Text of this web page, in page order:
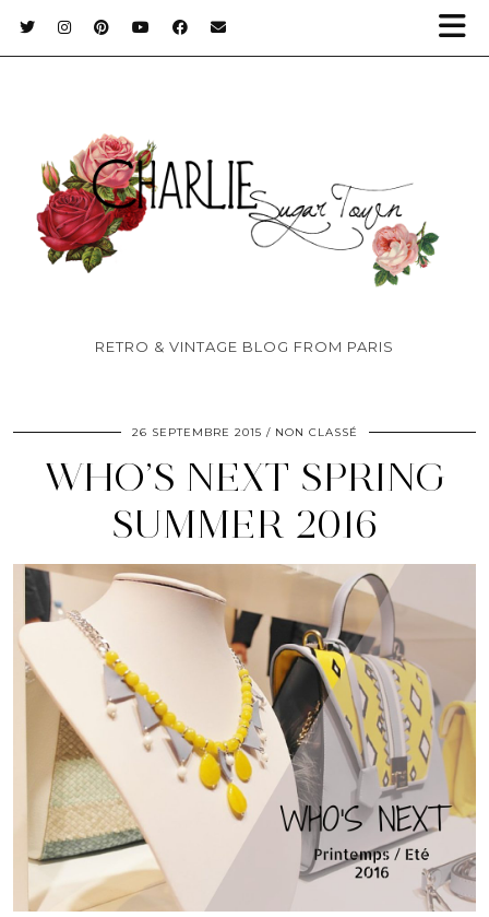
RETRO & VINTAGE BLOG FROM PARIS
26 SEPTEMBRE 2015 NON CLASSÉ
WHO’S NEXT SPRING
SUMMER 2016